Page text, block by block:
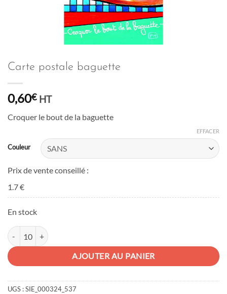
Carte postale baguette
0,60€ HT
Croquer le bout de la baguette
Couleur
EFFACER
Prix de vente conseillé :
1.7 €
En stock
quantité de Carte postale baguette
AJOUTER AU PANIER
UGS :SIE_000324_537